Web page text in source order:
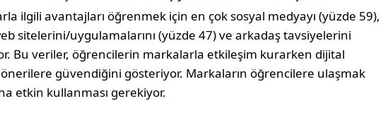
ilgili avantajları öğrenmek için en çok sosyal medyayı (yüzde 59),
sitelerini/uygulamalarını (yüzde 47) ve arkadaş tavsiyelerini
Bu veriler, öğrencilerin markalarla etkileşim kurarken dijital
güvendiğini gösteriyor. Markaların öğrencilere ulaşmak
etkin kullanması gerekiyor.